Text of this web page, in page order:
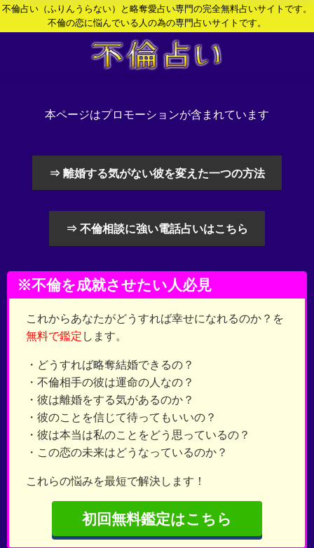
不倫占い（ふりんうらない）と略奪愛占い専門の完全無料占いサイトです。
不倫の恋に悩んでいる人の為の専門占いサイトです。
本ページはプロモーションが含まれています
⇒ 離婚する気がない彼を変えた一つの方法
⇒ 不倫相談に強い電話占いはこちら
※不倫を成就させたい人必見
これからあなたがどうすれば幸せになれるのか？を
無料で鑑定 します。
・どうすれば略奪結婚できるの？
・不倫相手の彼は運命の人なの？
・彼は離婚をする気があるのか？
・彼のことを信じて待ってもいいの？
・彼は本当は私のことをどう思っているの？
・この恋の未来はどうなっているのか？
これらの悩みを最短で解決します！
初回無料鑑定はこちら